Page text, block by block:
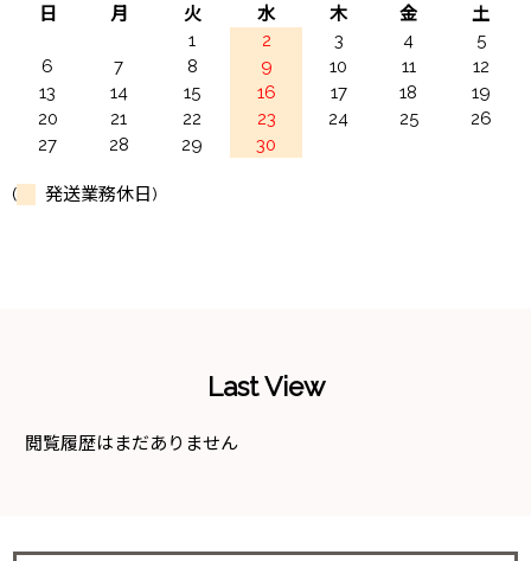
日
月 火 水 木 金
土
1
2 3 4
5
6
7 8 9 10 11
12
13
14 15 16 17 18
19
20
21 22 23 24 25
26
27
28 29 30
( 発送業務休日)
Last View
閲覧履歴はまだありません